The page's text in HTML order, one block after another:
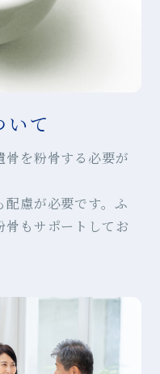
て
を粉骨する必要が
慮が必要です。ふ
骨もサポートしてお